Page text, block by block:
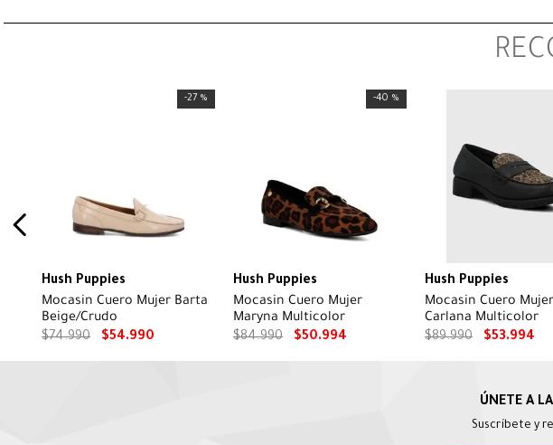
-27 %
Hush Puppies
Mocasin Cuero Mujer Barta
Beige/Crudo
$74.990 $54.990
-40 %
Hush Puppies
Mocasin Cuero Mujer
Maryna Multicolor
$84.990 $50.994
Hush Puppies
Mocasin Cuero Mujer
Carlana Multicolor
$89.990 $53.994
Suscríbete y